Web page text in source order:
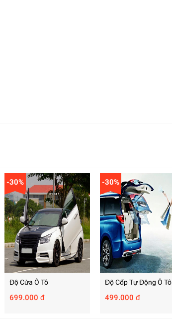
-30%
Độ Cửa Ô Tô
699.000 đ
-30%
Độ Cốp Tự Động Ô Tô
499.000 đ